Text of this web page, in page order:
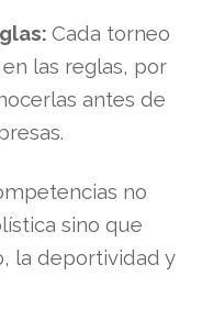
Cada torneo
las reglas, por
antes de
no
sino que
la deportividad y